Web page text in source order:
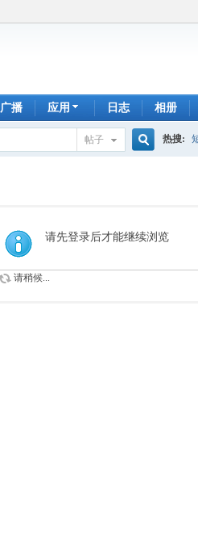
广播 应用 日志 相册
帖子
索
热搜:
请先登录后才能继续浏览
请稍候...